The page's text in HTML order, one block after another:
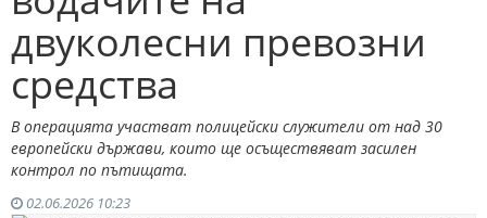
двуколесни превозни
средства
В операцията участват полицейски служители от над 30
европейски държави, които ще осъществяват засилен
контрол по пътищата.
02.06.2026 10:23